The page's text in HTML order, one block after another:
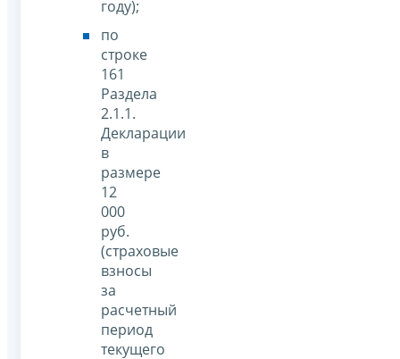
году);
по
строке
161
Раздела
2.1.1.
Декларации
в
размере
12
000
руб.
(страховые
взносы
за
расчетный
период
текущего